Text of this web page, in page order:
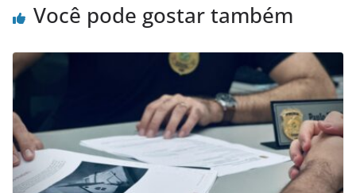
Você pode gostar também